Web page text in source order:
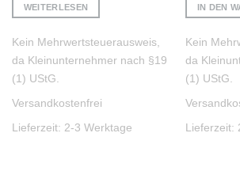
WEITERLESEN
Kein Mehrwertsteuerausweis,
da Kleinunternehmer nach §19
(1) UStG.
Versandkostenfrei
Lieferzeit: 2-3 Werktage
IN DEN
Kein
da
(1) UStG.
Lieferzeit: